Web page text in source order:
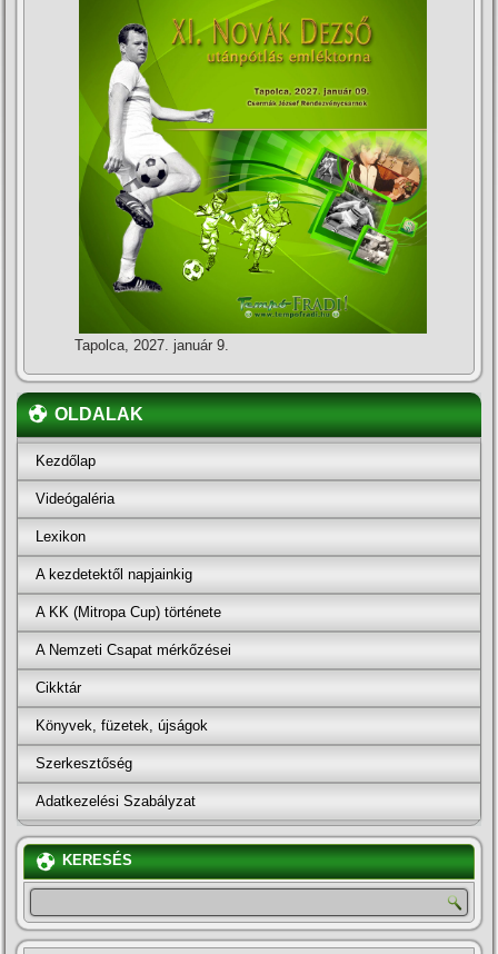
Tapolca, 2027. január 9.
OLDALAK
Kezdőlap
Videógaléria
Lexikon
A kezdetektől napjainkig
A KK (Mitropa Cup) története
A Nemzeti Csapat mérkőzései
Cikktár
Könyvek, füzetek, újságok
Szerkesztőség
Adatkezelési Szabályzat
KERESÉS